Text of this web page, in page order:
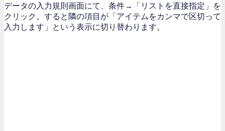
データの入力規則画面にて、条件→「リストを直接指定」を
クリック。すると隣の項目が「アイテムをカンマで区切って
入力します」という表示に切り替わります。